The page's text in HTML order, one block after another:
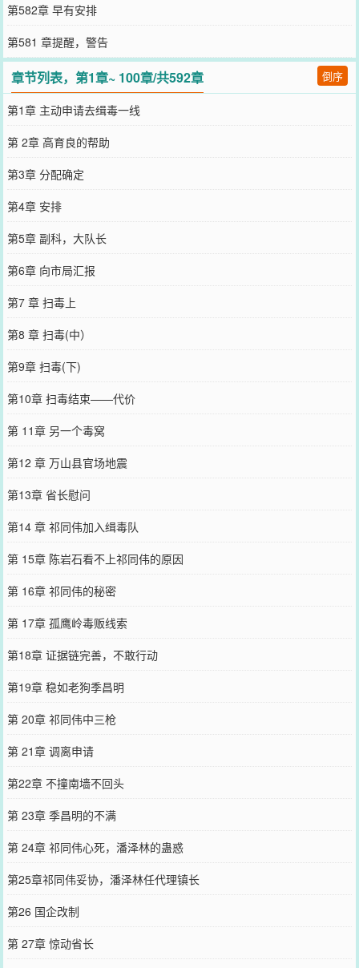
第582章 早有安排
第581 章提醒，警告
章节列表，第1章~ 100章/共592章 倒序
第1章 主动申请去缉毒一线
第 2章 高育良的帮助
第3章 分配确定
第4章 安排
第5章 副科，大队长
第6章 向市局汇报
第7 章 扫毒上
第8 章 扫毒(中）
第9章 扫毒(下)
第10章 扫毒结束——代价
第 11章 另一个毒窝
第12 章 万山县官场地震
第13章 省长慰问
第14 章 祁同伟加入缉毒队
第 15章 陈岩石看不上祁同伟的原因
第 16章 祁同伟的秘密
第 17章 孤鹰岭毒贩线索
第18章 证据链完善，不敢行动
第19章 稳如老狗季昌明
第 20章 祁同伟中三枪
第 21章 调离申请
第22章 不撞南墙不回头
第 23章 季昌明的不满
第 24章 祁同伟心死，潘泽林的蛊惑
第25章祁同伟妥协，潘泽林任代理镇长
第26 国企改制
第 27章 惊动省长